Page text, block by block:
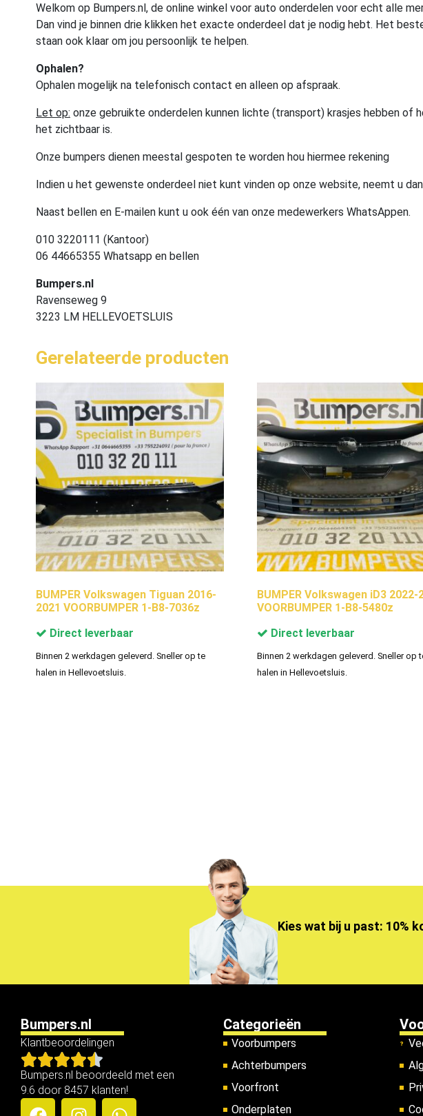
Welkom op Bumpers.nl, de online winkel voor auto onderdelen voor echt alle
Dan vind je binnen drie klikken het exacte onderdeel dat je nodig hebt. Het
staan ook klaar om jou persoonlijk te helpen.
Ophalen?
Ophalen mogelijk na telefonisch contact en alleen op afspraak.
Let op: onze gebruikte onderdelen kunnen lichte (transport) krasjes hebben
het zichtbaar is.
Onze bumpers dienen meestal gespoten te worden hou hiermee rekening
Indien u het gewenste onderdeel niet kunt vinden op onze website, neemt u
Naast bellen en E-mailen kunt u ook één van onze medewerkers WhatsAppen.
010 3220111 (Kantoor)
06 44665355 Whatsapp en bellen
Bumpers.nl
Ravenseweg 9
3223 LM HELLEVOETSLUIS
Gerelateerde producten
BUMPER Volkswagen Tiguan 2016-
2021 VOORBUMPER 1-B8-7036z
Direct leverbaar
Binnen 2 werkdagen geleverd. Sneller op te
halen in Hellevoetsluis.
BUMPER Volkswagen iD3 2022-
VOORBUMPER 1-B8-5480z
Direct leverbaar
Binnen 2 werkdagen geleverd. Sneller op
halen in Hellevoetsluis.
Kies wat bij u past: 10%
Bumpers.nl
Klantbeoordelingen
Bumpers.nl beoordeeld met een
9.6 door 8457 klanten!
Categorieën
Voorbumpers
Achterbumpers
Voorfront
Onderplaten